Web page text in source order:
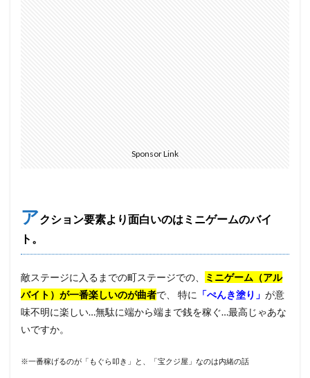
Sponsor Link
アクション要素より面白いのはミニゲームのバイ
ト。
敵ステージに入るまでの町ステージでの、
ミニゲーム（アル
バイト）が一番楽しいのが曲者で、 特に 「ぺんき塗り」 が意
味不明に楽しい…無駄に端から端まで銭を稼ぐ…最高じゃあな
いですか。
※一番稼げるのが「もぐら叩き」と、「宝クジ屋」なのは内緒の話